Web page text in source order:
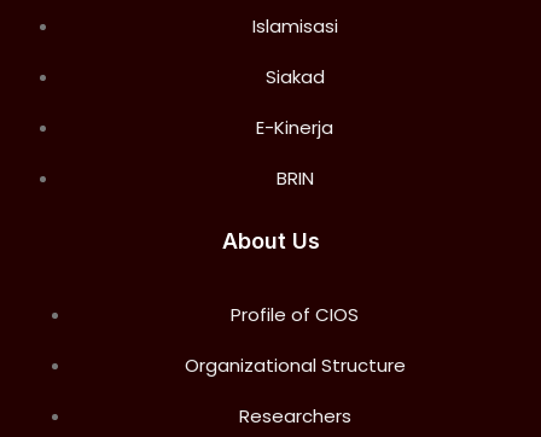
Islamisasi
Siakad
E-Kinerja
BRIN
About Us
Profile of CIOS
Organizational Structure
Researchers